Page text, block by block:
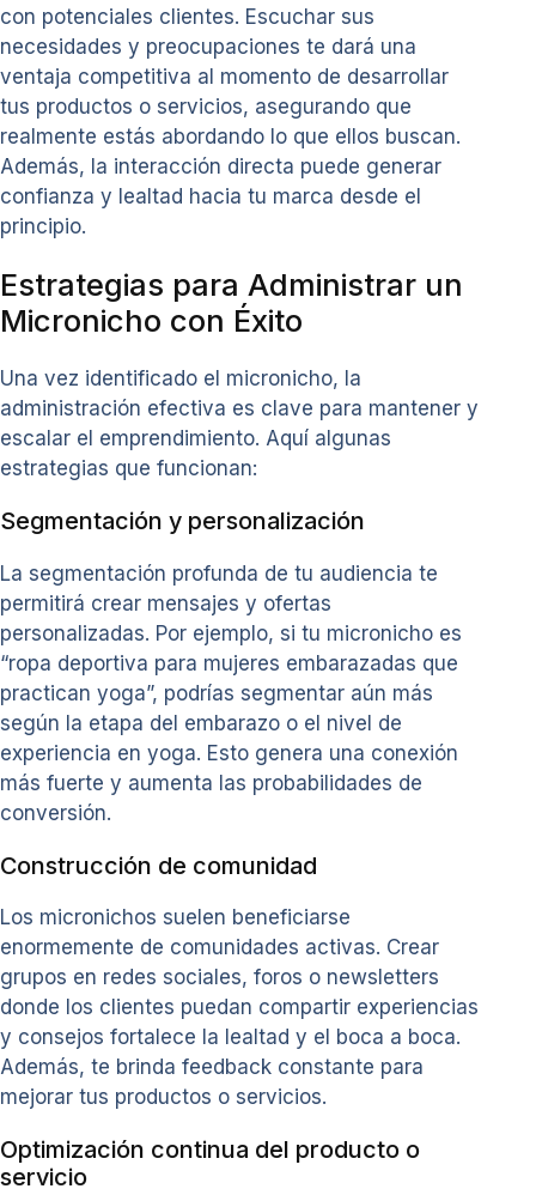
con potenciales clientes. Escuchar sus
necesidades y preocupaciones te dará una
ventaja competitiva al momento de desarrollar
tus productos o servicios, asegurando que
realmente estás abordando lo que ellos buscan.
Además, la interacción directa puede generar
confianza y lealtad hacia tu marca desde el
principio.
Estrategias para Administrar un
Micronicho con Éxito
Una vez identificado el micronicho, la
administración efectiva es clave para mantener y
escalar el emprendimiento. Aquí algunas
estrategias que funcionan:
Segmentación y personalización
La segmentación profunda de tu audiencia te
permitirá crear mensajes y ofertas
personalizadas. Por ejemplo, si tu micronicho es
“ropa deportiva para mujeres embarazadas que
practican yoga”, podrías segmentar aún más
según la etapa del embarazo o el nivel de
experiencia en yoga. Esto genera una conexión
más fuerte y aumenta las probabilidades de
conversión.
Construcción de comunidad
Los micronichos suelen beneficiarse
enormemente de comunidades activas. Crear
grupos en redes sociales, foros o newsletters
donde los clientes puedan compartir experiencias
y consejos fortalece la lealtad y el boca a boca.
Además, te brinda feedback constante para
mejorar tus productos o servicios.
Optimización continua del producto o
servicio